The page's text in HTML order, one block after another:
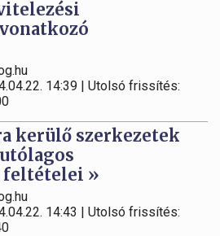
14:39 | Utolsó frissítés:
kerülő szerkezetek
feltételei »
14:43 | Utolsó frissítés: